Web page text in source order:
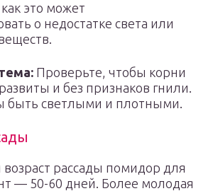
это может
о недостатке света или
Проверьте, чтобы корни
и без признаков гнили.
быть светлыми и плотными.
рассады помидор для
— 50-60 дней. Более молодая